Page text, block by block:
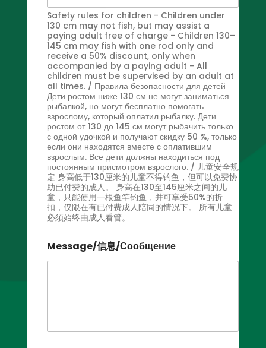
Safety rules for children - Children under
130 cm may not fish, but may assist a
paying adult free of charge - Children 130–
145 cm may fish with one rod only and
receive a 50% discount, only when
accompanied by a paying adult - All
children must be supervised by an adult at
all times. / Правила безопасности для детей
Дети ростом ниже 130 см не могут заниматься
рыбалкой, но могут бесплатно помогать
взрослому, который оплатил рыбалку. Дети
ростом от 130 до 145 см могут рыбачить только
с одной удочкой и получают скидку 50 %, только
если они находятся вместе с оплатившим
взрослым. Все дети должны находиться под
постоянным присмотром взрослого. / 儿童安全规
定 身高低于130厘米的儿童不得钓鱼，但可以免费协
助已付费的成人。 身高在130至145厘米之间的儿
童，只能使用一根鱼竿钓鱼，并可享受50%的折
扣，仅限在有已付费成人陪同的情况下。 所有儿童
必须始终由成人看管。
Message/信息/Сообщение